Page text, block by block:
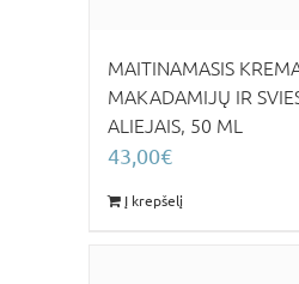
MAITINAMASIS
MAKADAMIJŲ IR
ALIEJAIS, 50 ML
43,00€
Į krepšelį